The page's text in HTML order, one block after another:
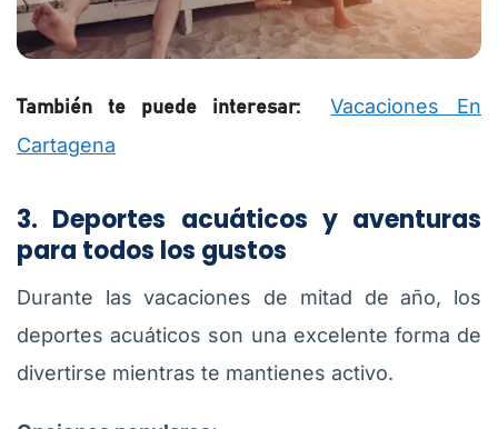
También te puede interesar:
Vacaciones En
Cartagena
3. Deportes acuáticos y aventuras
para todos los gustos
Durante las vacaciones de mitad de año, los
deportes acuáticos son una excelente forma de
divertirse mientras te mantienes activo.